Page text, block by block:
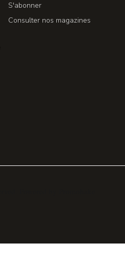
S'abonner
Consulter nos magazines